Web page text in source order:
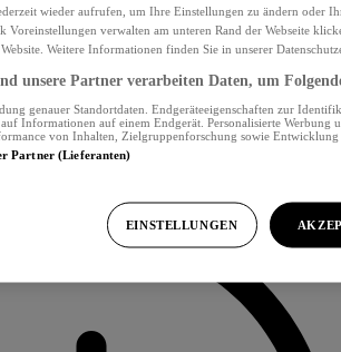
wieder aufrufen, um Ihre Einstellungen zu ändern oder
Voreinstellungen verwalten am unteren Rand der Webseite
Website. Weitere Informationen finden Sie in unserer
unsere Partner verarbeiten Daten, um
genauer Standortdaten. Endgeräteeigenschaften zur
Informationen auf einem Endgerät. Personalisierte Werbung
von Inhalten, Zielgruppenforschung sowie
Partner (Lieferanten)
EINSTELLUNGEN